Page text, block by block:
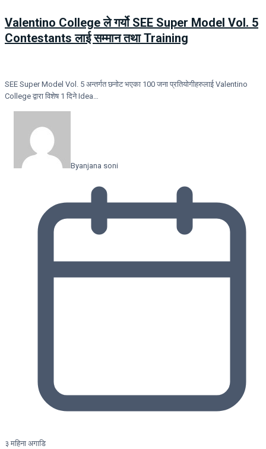
Valentino College ले गर्यो SEE Super Model Vol. 5
Contestants लाई सम्मान तथा Training
SEE Super Model Vol. 5 अन्तर्गत छनोट भएका 100 जना प्रतियोगीहरुलाई Valentino
College द्वारा विशेष 1 दिने Idea…
Byanjana soni
३ महिना अगाडि